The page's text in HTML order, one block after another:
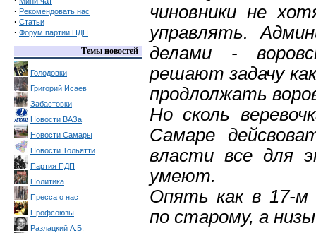
· Рекомендовать нас
· Статьи
· Форум партии ПДП
Темы новостей
Голодовки
Григорий Исаев
Забастовки
Новости ВАЗа
Новости Самары
Новости Тольятти
Партия ПДП
Политика
Пресса о нас
Профсоюзы
Разлацкий А.Б.
чиновники не
управлять.
делами -
решают задачу
продлолжать
Но сколь
Самаре
власти все для
умеют.
Опять как в 17-м
по старому, а